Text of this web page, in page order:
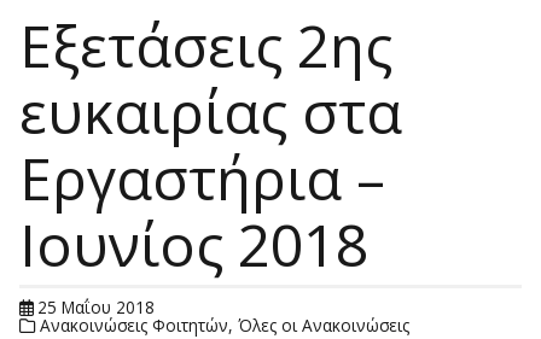
Εξετάσεις 2ης
ευκαιρίας στα
Εργαστήρια –
Ιουνίος 2018
25 Μαΐου 2018
Ανακοινώσεις Φοιτητών,Όλες οι Ανακοινώσεις